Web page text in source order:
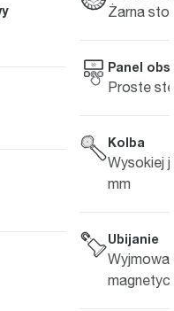
Żarna
Panel
Proste
Kolba
Wysokiej
mm
Ubijanie